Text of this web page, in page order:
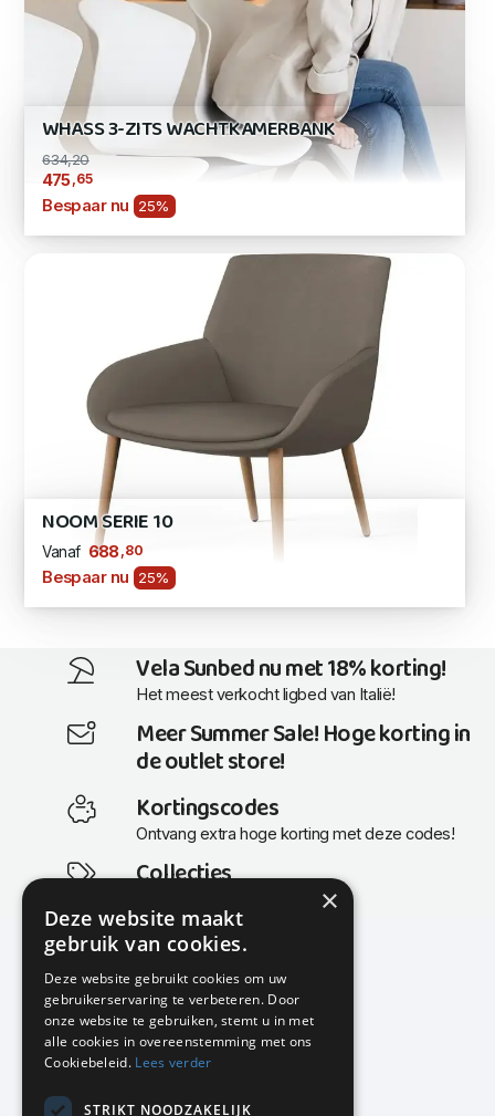
WHASS 3-ZITS WACHTKAMERBANK
634,20
475 ,65
Bespaar nu 25%
NOOM SERIE 10
Vanaf 688 ,80
Bespaar nu 25%
Vela Sunbed nu met 18% korting!
Het meest verkocht ligbed van Italië!
Meer Summer Sale! Hoge korting in
de outlet store!
Kortingscodes
Ontvang extra hoge korting met deze codes!
Collecties
Actuele en populaire collecties
KMP Kantoormeubilair
Airport Business Park
Frankfurtstraat 29-31
1175 RH Lijnden
×
Deze website maakt
gebruik van cookies.
Deze website gebruikt cookies om uw
gebruikerservaring te verbeteren. Door
onze website te gebruiken, stemt u in met
alle cookies in overeenstemming met ons
Cookiebeleid. Lees verder
STRIKT NOODZAKELIJK